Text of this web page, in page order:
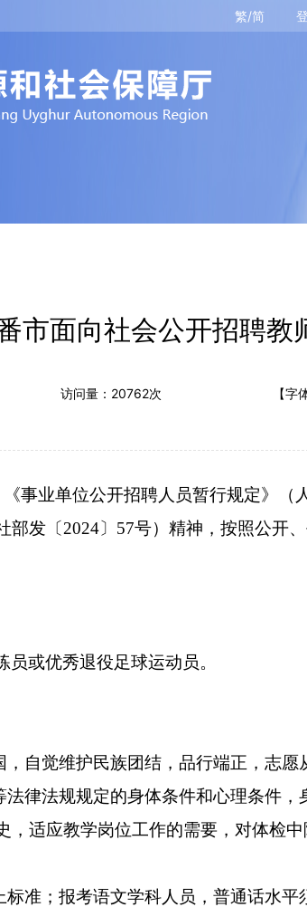
繁/简
市面向社会公开招聘教
访问量： 20762次 【字
事业单位公开招聘人员暂行规定》（
发〔2024〕57号）精神，按照公开
或优秀退役足球运动员。
自觉维护民族团结，品行端正，志愿
律法规规定的身体条件和心理条件，
适应教学岗位工作的需要，对体检
准；报考语文学科人员，普通话水平